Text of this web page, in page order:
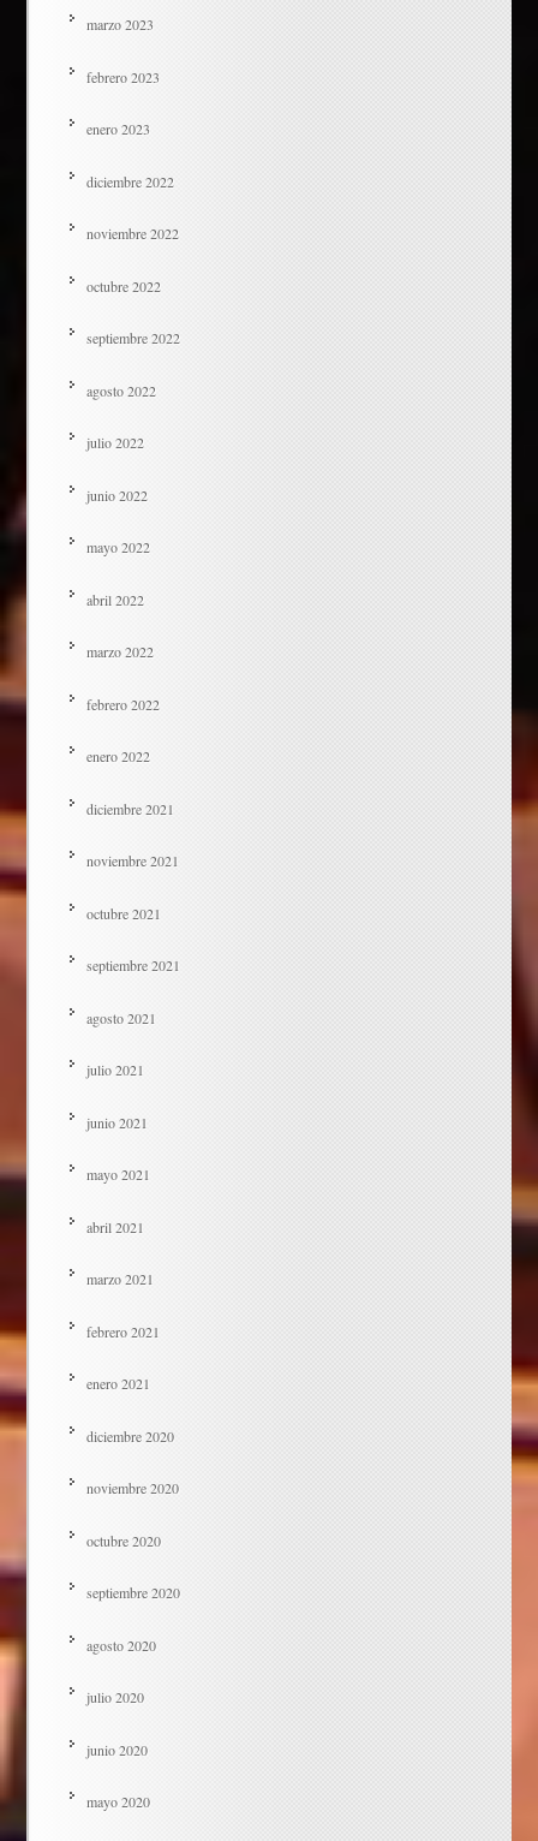
marzo 2023
febrero 2023
enero 2023
diciembre 2022
noviembre 2022
octubre 2022
septiembre 2022
agosto 2022
julio 2022
junio 2022
mayo 2022
abril 2022
marzo 2022
febrero 2022
enero 2022
diciembre 2021
noviembre 2021
octubre 2021
septiembre 2021
agosto 2021
julio 2021
junio 2021
mayo 2021
abril 2021
marzo 2021
febrero 2021
enero 2021
diciembre 2020
noviembre 2020
octubre 2020
septiembre 2020
agosto 2020
julio 2020
junio 2020
mayo 2020